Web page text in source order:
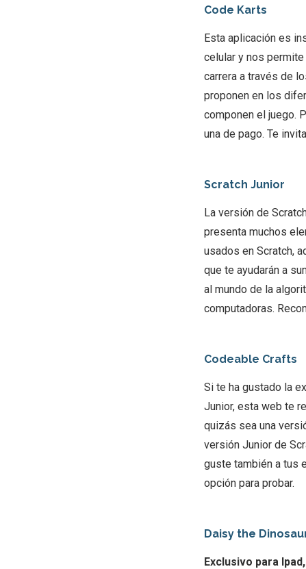
Code Karts
Esta aplicación es
celular y nos
carrera a través de
proponen en los
componen el juego.
una de pago. Te
Scratch Junior
La versión de
presenta muchos
usados en Scratch,
que te ayudarán a
al mundo de la
computadoras.
Codeable Crafts
Si te ha gustado la
Junior, esta web te
quizás sea una
versión Junior de
guste también a tus
opción para probar.
Daisy the
Exclusivo para Ipad,